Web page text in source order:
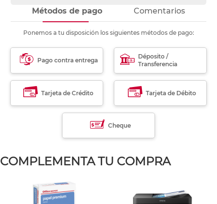
Métodos de pago Comentarios
Ponemos a tu disposición los siguientes métodos de pago:
Pago contra entrega
Déposito /
Transferencia
Tarjeta de Crédito Tarjeta de Débito
Cheque
COMPLEMENTA TU COMPRA